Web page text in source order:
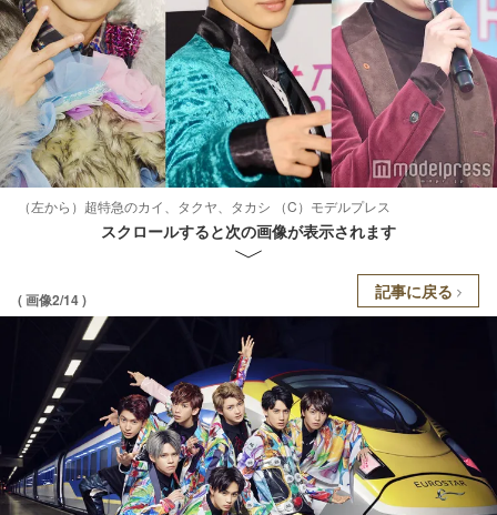
（左から）超特急のカイ、タクヤ、タカシ （C）モデルプレス
スクロールすると次の画像が表示されます
( 画像2/14 ) 記事に戻る